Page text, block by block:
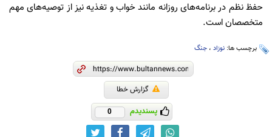
حفظ نظم در برنامه‌های روزانه مانند خواب و تغذیه نیز از توصیه‌های مهم
متخصصان است.
برچسب ها: نوزاد ، جنگ
گزارش خطا
پسندیدم 0